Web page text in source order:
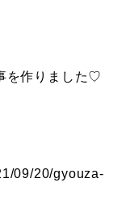
を作りました♡
09/20/gyouza-